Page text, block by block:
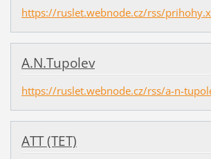
https://ruslet.webnode.cz/rss/
A.N.Tupolev
https://ruslet.webnode.cz/rss/a-n-
ATT (TET)